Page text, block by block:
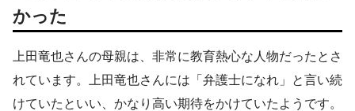
かった
上田竜也さんの母親は、非常に教育熱心な人物だったとさ
れています。上田竜也さんには「弁護士になれ」と言い続
けていたといい、かなり高い期待をかけていたようです。